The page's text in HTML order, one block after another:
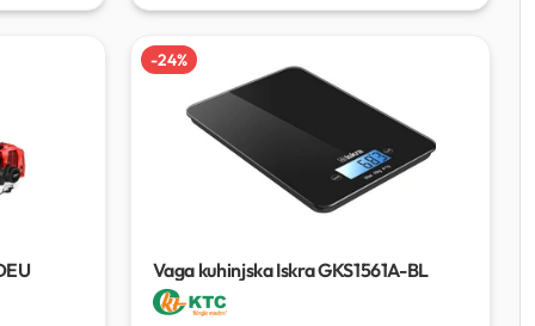
-24%
Vaga kuhinjska Iskra GKS1561A-BL